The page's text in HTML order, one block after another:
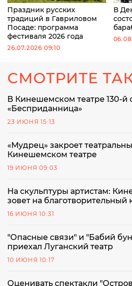
Праздник русских
традиций в Гавриловом
Посаде: программа
фестиваля 2026 года
26.07.2026 09:10
В
СМОТРИТЕ
В Кинешемском театре 130-й
«Бесприданница»
23 ИЮНЯ 15:13
«Мудрец» закроет
Кинешемском театре
19 ИЮНЯ 09:03
На скульптуры артистам:
зовет на благотворительный
16 ИЮНЯ 10:31
"Опасные связи" и "Бабий
приехал Луганский театр
10 ИЮНЯ 10:17
Оценивать спектакли